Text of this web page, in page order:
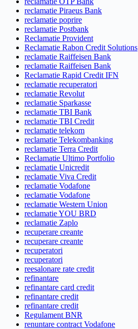
reclamatie Piraeus Bank
reclamatie poprire
reclamatie Postbank
Reclamatie Provident
Reclamatie Rabon Credit Solutions
reclamatie Raiffeisen Bank
reclamatie Raiffeisen Bank
Reclamatie Rapid Credit IFN
reclamatie recuperatori
reclamatie Revolut
reclamatie Sparkasse
reclamatie TBI Bank
reclamatie TBI Credit
reclamatie telekom
reclamatie Telekombanking
reclamatie Terra Credit
Reclamatie Ultimo Portfolio
reclamatie Unicredit
reclamatie Viva Credit
reclamatie Vodafone
reclamatie Vodafone
reclamatie Western Union
reclamatie YOU BRD
reclamatie Zaplo
recuperare creante
recuperare creante
recuperatori
recuperatori
reesalonare rate credit
refinantare
refinantare card credit
refinantare credit
refinantare credit
Regulament BNR
renuntare contract Vodafone